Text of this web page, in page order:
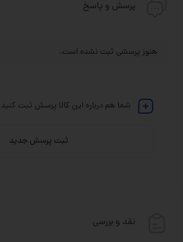
پرسش و پاسخ
هنوز پرسشی ثبت نشده است.
شما هم درباره این کالا پرسش ثبت کنید
ثبت پرسش جدید
نقد و بررسی